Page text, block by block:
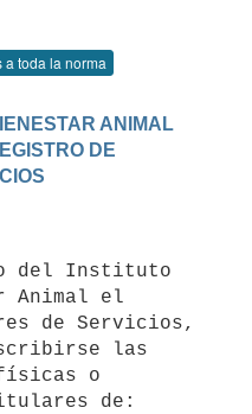
a toda la norma
ANIMAL
DE
Animal el
de Servicios,
las
o
de: